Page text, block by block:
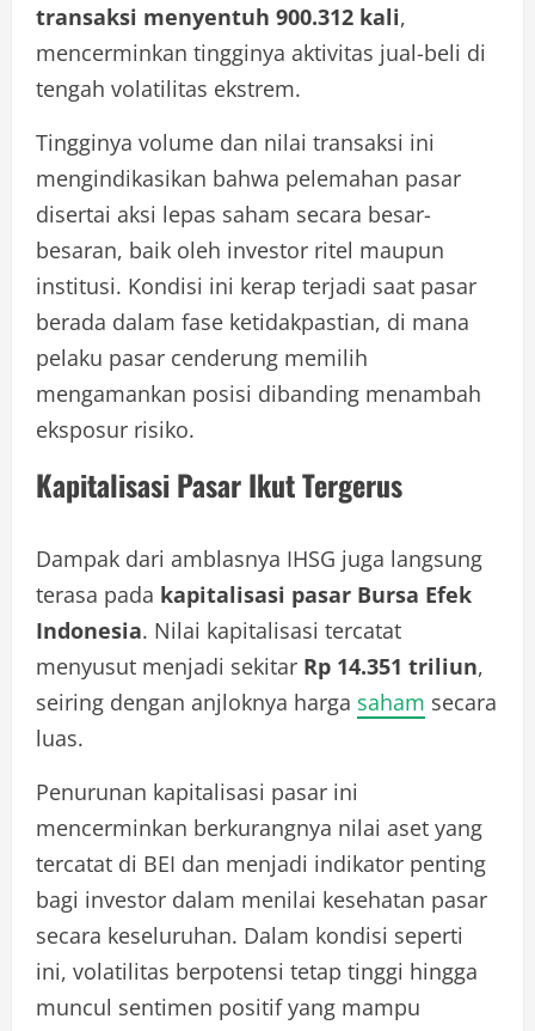
transaksi menyentuh 900.312 kali,
mencerminkan tingginya aktivitas jual-beli di
tengah volatilitas ekstrem.
Tingginya volume dan nilai transaksi ini
mengindikasikan bahwa pelemahan pasar
disertai aksi lepas saham secara besar-
besaran, baik oleh investor ritel maupun
institusi. Kondisi ini kerap terjadi saat pasar
berada dalam fase ketidakpastian, di mana
pelaku pasar cenderung memilih
mengamankan posisi dibanding menambah
eksposur risiko.
Kapitalisasi Pasar Ikut Tergerus
Dampak dari amblasnya IHSG juga langsung
terasa pada kapitalisasi pasar Bursa Efek
Indonesia. Nilai kapitalisasi tercatat
menyusut menjadi sekitar Rp 14.351 triliun,
seiring dengan anjloknya harga saham secara
luas.
Penurunan kapitalisasi pasar ini
mencerminkan berkurangnya nilai aset yang
tercatat di BEI dan menjadi indikator penting
bagi investor dalam menilai kesehatan pasar
secara keseluruhan. Dalam kondisi seperti
ini, volatilitas berpotensi tetap tinggi hingga
muncul sentimen positif yang mampu